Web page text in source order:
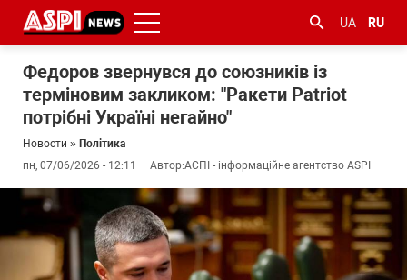
UA RU
Федоров звернувся до союзників із
терміновим закликом: "Ракети Patriot
потрібні Україні негайно"
Новости » Політика
пн, 07/06/2026 - 12:11
Автор:АСПІ - інформаційне агентство ASPI
#боротьба
корупцією
#гфс #Киев #коронавірус